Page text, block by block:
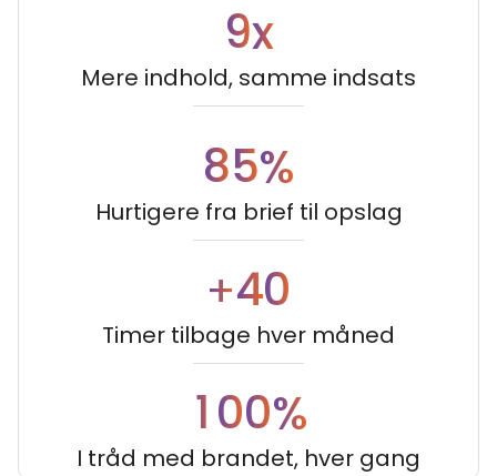
9x
Mere indhold, samme indsats
85%
Hurtigere fra brief til opslag
+40
Timer tilbage hver måned
100%
I tråd med brandet, hver gang